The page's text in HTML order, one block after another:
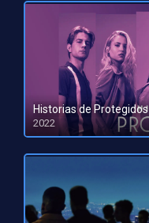
Historias de Protegidos
2022
HD 1080pHD 720p